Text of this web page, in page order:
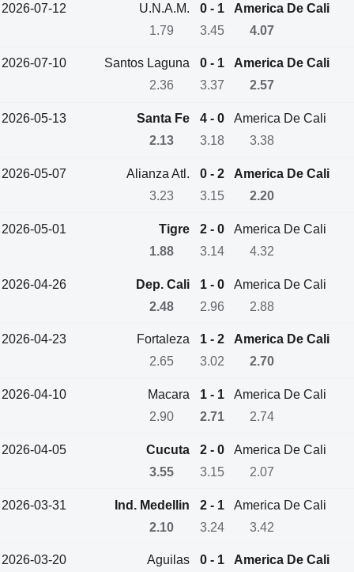
2026-07-12 U.N.A.M. 0 - 1
America De Cali
1.79
3.45 4.07
2026-07-10 Santos Laguna 0 - 1
America De Cali
2.36
3.37 2.57
2026-05-13 Santa Fe 4 - 0
America De Cali
2.13
3.18 3.38
2026-05-07 Alianza Atl. 0 - 2
America De Cali
3.23
3.15 2.20
2026-05-01 Tigre 2 - 0
America De Cali
1.88
3.14 4.32
2026-04-26 Dep. Cali 1 - 0
America De Cali
2.48
2.96 2.88
2026-04-23 Fortaleza 1 - 2
America De Cali
2.65
3.02 2.70
2026-04-10 Macara 1 - 1
America De Cali
2.90
2.71 2.74
2026-04-05 Cucuta 2 - 0
America De Cali
3.55
3.15 2.07
2026-03-31 Ind. Medellin 2 - 1
America De Cali
2.10
3.24 3.42
2026-03-20 Aguilas 0 - 1
America De Cali